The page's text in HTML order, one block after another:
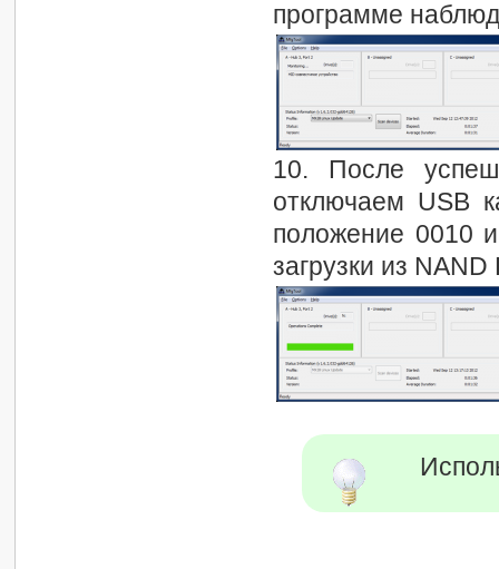
программе
10. После
отключаем USB
положение 0010
загрузки из NAND